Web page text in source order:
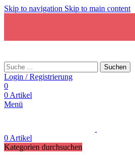
Skip to navigation Skip to main content
Suchen
Login / Registrierung
0
0 Artikel
Menü
0 Artikel
Kategorien durchsuchen